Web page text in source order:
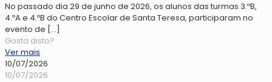
No passado dia 29 de junho de 2026, os alunos das turmas 3.ºB,
4.ºA e 4.ºB do Centro Escolar de Santa Teresa, participaram no
evento de […]
Gosta disto?
Ver mais
10/07/2026
10/07/2026